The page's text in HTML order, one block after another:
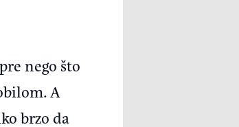
nego što
A
brzo da